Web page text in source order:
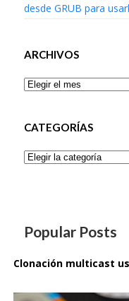
desde GRUB para
ARCHIVOS
Archivos
CATEGORÍAS
Categorías
Popular Posts
Clonación multicast